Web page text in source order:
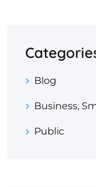
Blog
Business,
Public